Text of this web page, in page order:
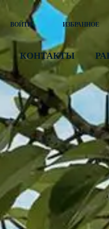
ВОЙТИ ИЗБРАННОЕ
КОНТАКТЫ